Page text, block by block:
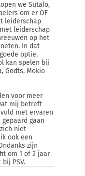
we Sutalo,
om er OF
leiderschap
leiderschap
op het
In dat
optie,
kan spelen bij
Godts, Mokio
voor meer
mij betreft
met ervaren
gaan
niet
ook een
zijn
om 1 of 2 jaar
PSV.